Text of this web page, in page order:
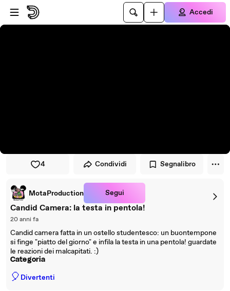
Vai al lettore
Passa al contenuto principale
Accedi
4 Condividi Segnalibro
MotaProduction Segui
Candid Camera: la testa in pentola!
20 anni fa
Candid camera fatta in un ostello studentesco: un buontempone
si finge "piatto del giorno" e infila la testa in una pentola! guardate
le reazioni dei malcapitati. :)
Categoria
🎈 Divertenti